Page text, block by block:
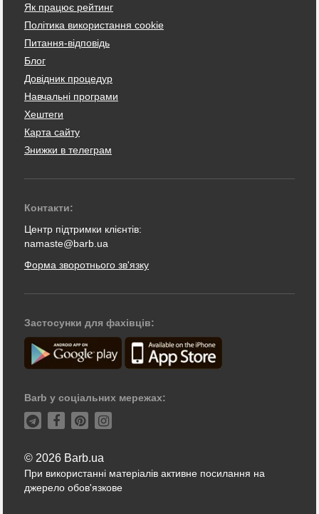
Як працює рейтинг
Політика використання cookie
Питання-відповідь
Блог
Довідник процедур
Навчальні програми
Хештеги
Карта сайту
Знижки в телеграм
Контакти:
Центр підтримки клієнтів:
namaste@barb.ua
Форма зворотнього зв'язку
Застосунки для фахівців:
Barb у соціальних мережах:
© 2026 Barb.ua
При використанні матеріалів активне посилання на
джерело обов'язкове